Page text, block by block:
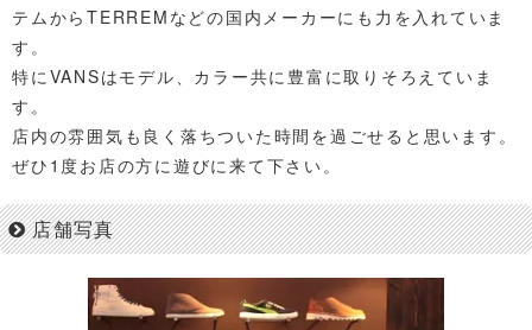
テムからTERREMなどの国内メーカーにも力を入れていま
す。
特にVANSはモデル、カラー共に豊富に取りそろえていま
す。
店内の雰囲気も良く落ちついた時間を過ごせると思います。
ぜひ1度お店の方に遊びに来て下さい。
店舗写真